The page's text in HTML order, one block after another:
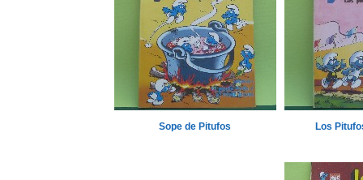
Sope de Pitufos Los